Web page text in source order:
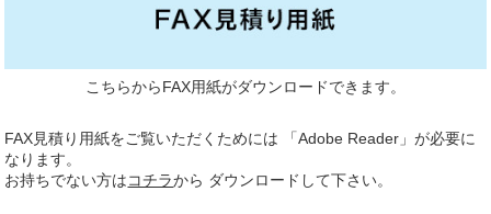
こちらからFAX用紙がダウンロードできます。
FAX見積り用紙をご覧いただくためには 「Adobe Reader」が必要に
なります。
お持ちでない方はコチラから ダウンロードして下さい。